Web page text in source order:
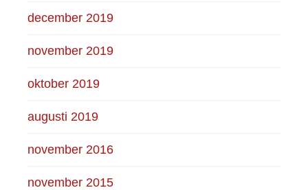
december 2019
november 2019
oktober 2019
augusti 2019
november 2016
november 2015